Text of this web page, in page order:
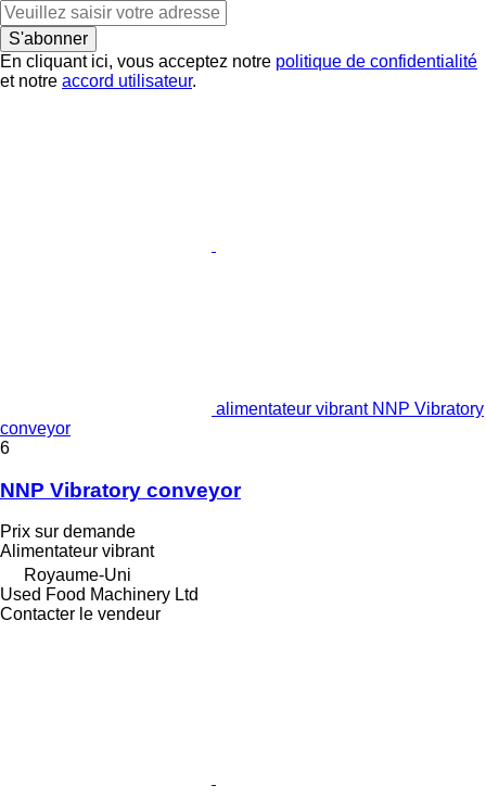
S'abonner
En cliquant ici, vous acceptez notre politique de confidentialité
et notre accord utilisateur.
alimentateur vibrant NNP Vibratory
conveyor
6
NNP Vibratory conveyor
Prix sur demande
Alimentateur vibrant
Royaume-Uni
Used Food Machinery Ltd
Contacter le vendeur